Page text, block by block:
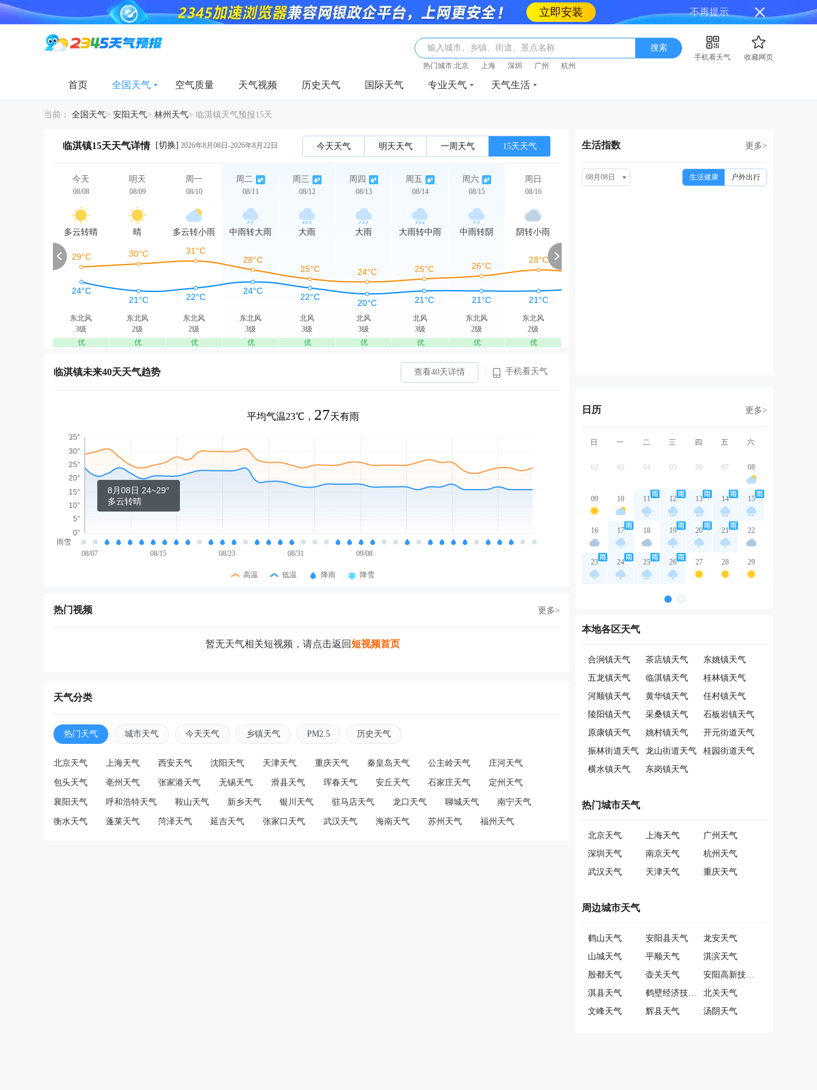
立即安装 不再提示
输入城市、乡镇、街道、景点名称 搜索
手机看天气
收藏网页
热门城市:北京 上海 深圳 广州 杭州
首页 全国天气 空气质量 天气视频 历史天气 国际天气 专业天气 天气生活
当前： 全国天气> 安阳天气> 林州天气> 临淇镇天气预报15天
临淇镇15天天气详情 [切换] 2026年8月08日-2026年8月22日 今天天气 明天天气 一周天气 15天天气
今天
08/08
多云转晴
东北风
3级
优
明天
08/09
晴
东北风
2级
优
周一
08/10
多云转小雨
东北风
2级
优
周二
08/11
中雨转大雨
东北风
3级
优
周三
08/12
大雨
北风
3级
优
周四
08/13
大雨
北风
3级
优
周五
08/14
大雨转中雨
北风
3级
优
周六
08/15
中雨转阴
东北风
2级
优
周日
08/16
阴转小雨
东北风
2级
优
周一 周三 周四
临淇镇未来40天天气趋势 查看40天详情 手机看天气
平均气温23℃， 27天有雨
8月08日 24~29°
多云转晴
雨雪
08/07
08/15 08/23 08/31 09/08
高温 低温 降雨 降雪
热门视频 更多>
暂无天气相关短视频，请点击返回短视频首页
天气分类
热门天气 城市天气 今天天气 乡镇天气 PM2.5 历史天气
北京天气 上海天气 西安天气 沈阳天气 天津天气 重庆天气 秦皇岛天气 公主岭天气 庄河天气
包头天气 亳州天气 张家港天气 无锡天气 滑县天气 珲春天气 安丘天气 石家庄天气 定州天气
襄阳天气 呼和浩特天气 鞍山天气 新乡天气 银川天气 驻马店天气 龙口天气 聊城天气 南宁天气
衡水天气 蓬莱天气 菏泽天气 延吉天气 张家口天气 武汉天气 海南天气 苏州天气 福州天气
生活指数 更多>
08月08日 生活健康 户外出行
日历 更多>
日 一 二 三 四 五 六
02 03 04 05 06 07 08
09 10 11 12 13 14 15
16 17 18 19 20 21 22
23 24 25 26 27 28 29
本地各区天气
合涧镇天气 茶店镇天气
东姚镇天气
五龙镇天气
临淇镇天气
桂林镇天气
河顺镇天气
黄华镇天气
任村镇天气
陵阳镇天气
采桑镇天气
石板岩镇天气
原康镇天气
姚村镇天气
开元街道天气
振林街道天气
龙山街道天气
桂园街道天气
横水镇天气
东岗镇天气
热门城市天气
北京天气 上海天气
广州天气
深圳天气
南京天气
杭州天气
武汉天气
天津天气 重庆天气
周边城市天气
鹤山天气 安阳县天气
龙安天气
山城天气
平顺天气
淇滨天气
殷都天气
壶关天气
安阳高新技术产业开发区天气
淇县天气
鹤壁经济技术开发区天气
北关天气
文峰天气
辉县天气 汤阴天气